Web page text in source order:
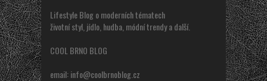
Lifestyle Blog o moderních tématech
životní styl, jídlo, hudba, módní trendy a další.
COOL BRNO BLOG
email:info@coolbrnoblog.cz